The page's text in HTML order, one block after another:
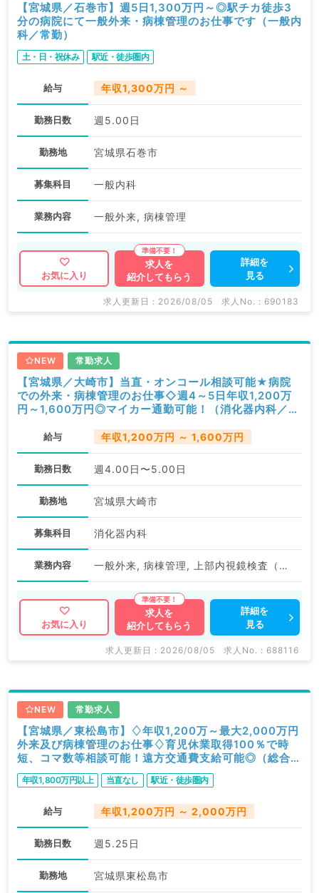
【宮城県／石巻市】週5日1,300万円～◎駅チカ徒歩3
分の病院にて一般外来・病棟管理のお仕事です（一般内
科／常勤）
土・日・祝休み 駅近・徒歩圏内
給与 年収1,300万円 ～
勤務日数 週5.00日
勤務地 宮城県石巻市
募集科目 一般内科
業務内容 一般外来, 病棟管理
お気に入り
求人を
紹介してもらう
詳細を
見る
求人更新日 : 2026/08/05 求人No. : 690183
NEW 常勤求人
【宮城県／大崎市】当直・オンコール相談可能★病院
での外来・病棟管理のお仕事◇週4～5日年収1,200万
円～1,600万円◎マイカー通勤可能！（消化器内科／常
給与 年収1,200万円 ～ 1,600万円
勤務日数 週4.00日〜5.00日
勤務地 宮城県大崎市
募集科目 消化器内科
業務内容 一般外来, 病棟管理, 上部内視鏡検査（ＧＦ）, 下部内視鏡検査（ＣＦ）
お気に入り
求人を
紹介してもらう
詳細を
見る
求人更新日 : 2026/08/05 求人No. : 688116
NEW 常勤求人
【宮城県／東松島市】♢年収1,200万～最大2,000万円
外来及び病棟管理のお仕事♢育児休業取得100％で時
短、コマ数等相談可能！遠方交通費支給可能◎（総合診
療科／常勤）
年収1,800万円以上 当直なし 駅近・徒歩圏内
給与 年収1,200万円 ～ 2,000万円
勤務日数 週5.25日
勤務地 宮城県東松島市